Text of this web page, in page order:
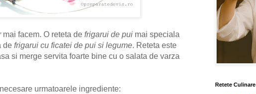
mai facem. O reteta de frigarui de pui mai speciala
de frigarui cu ficatei de pui si legume. Reteta este
si merge servita foarte bine cu o salata de varza
urmatoarele ingrediente:
Retete Culinare